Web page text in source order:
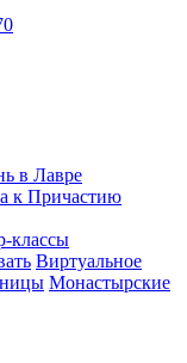
в Лавре
к Причастию
классы
Виртуальное
Монастырские